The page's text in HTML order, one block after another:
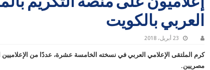
العربي بالكويت
23 أبريل، 2018
كرم الملتقى الإعلامي العربي في نسخته الخامسة عشرة، عددًا من
مصريين.